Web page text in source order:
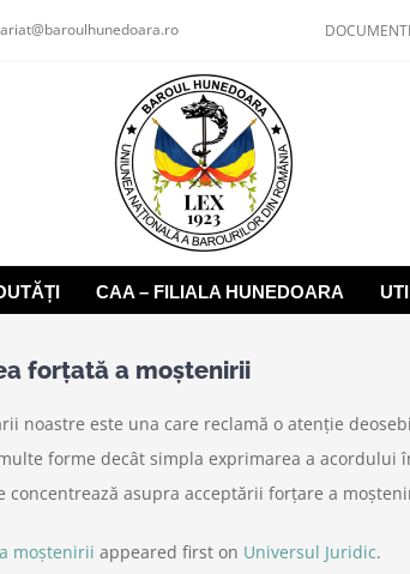
CAA – FILIALA HUNEDOARA
forţată a moştenirii
noastre este una care reclamă o atenție
forme decât simpla exprimarea a
asupra acceptării forțare a
moştenirii appeared first on Universul Juridic.